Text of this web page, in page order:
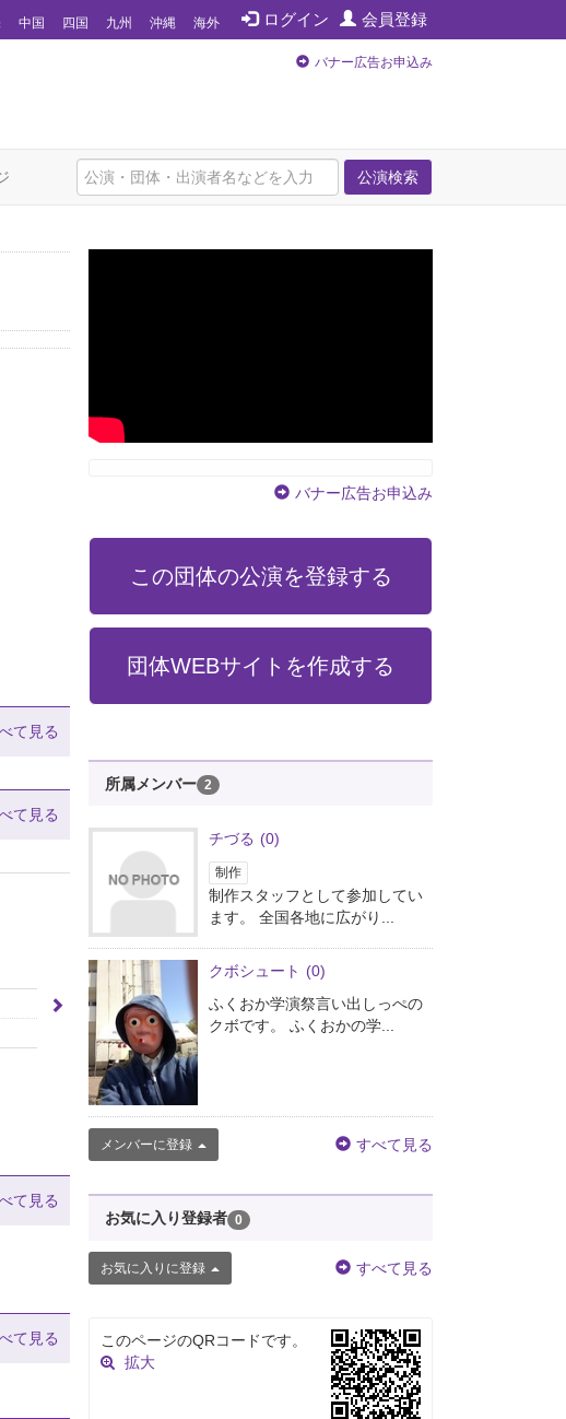
ログイン 会員登録
中国 四国 九州 沖縄 海外
バナー広告お申込み
公演検索
て見る
て見る
て見る
て見る
バナー広告お申込み
この団体の公演を登録する
団体WEBサイトを作成する
所属メンバー 2
チづる (0)
制作
制作スタッフとして参加してい
ます。 全国各地に広がり...
クボシュート (0)
ふくおか学演祭言い出しっぺの
クボです。 ふくおかの学...
メンバーに登録 すべて見る
お気に入り登録者 0
お気に入りに登録 すべて見る
このページのQRコードです。
拡大